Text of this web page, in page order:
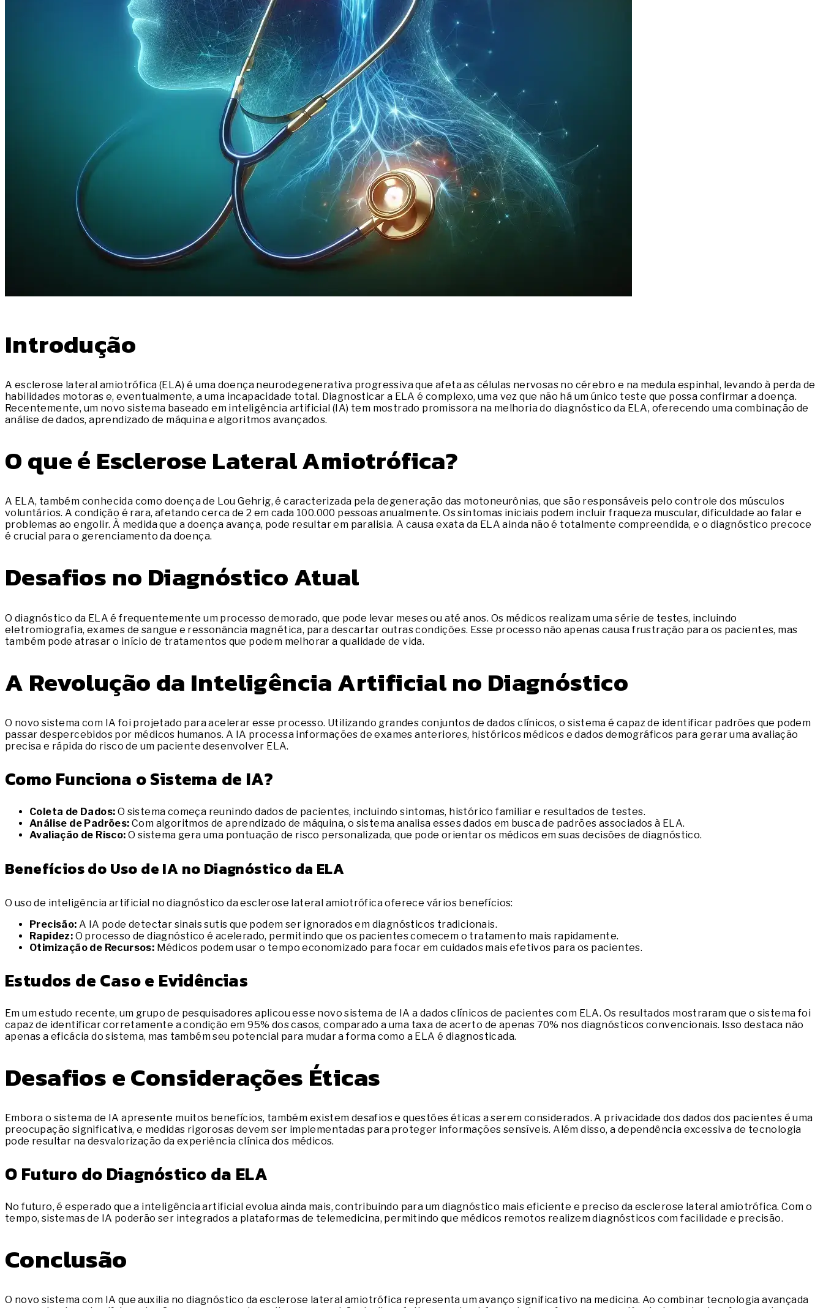
Introdução
A esclerose lateral amiotrófica (ELA) é uma doença neurodegenerativa progressiva que afeta as células nervosas no cérebro e na medula espinhal, levando à perda de
habilidades motoras e, eventualmente, a uma incapacidade total. Diagnosticar a ELA é complexo, uma vez que não há um único teste que possa confirmar a doença.
Recentemente, um novo sistema baseado em inteligência artificial (IA) tem mostrado promissora na melhoria do diagnóstico da ELA, oferecendo uma combinação de
análise de dados, aprendizado de máquina e algoritmos avançados.
O que é Esclerose Lateral Amiotrófica?
A ELA, também conhecida como doença de Lou Gehrig, é caracterizada pela degeneração das motoneurônias, que são responsáveis pelo controle dos músculos
voluntários. A condição é rara, afetando cerca de 2 em cada 100.000 pessoas anualmente. Os sintomas iniciais podem incluir fraqueza muscular, dificuldade ao falar e
problemas ao engolir. À medida que a doença avança, pode resultar em paralisia. A causa exata da ELA ainda não é totalmente compreendida, e o diagnóstico precoce
é crucial para o gerenciamento da doença.
Desafios no Diagnóstico Atual
O diagnóstico da ELA é frequentemente um processo demorado, que pode levar meses ou até anos. Os médicos realizam uma série de testes, incluindo
eletromiografia, exames de sangue e ressonância magnética, para descartar outras condições. Esse processo não apenas causa frustração para os pacientes, mas
também pode atrasar o início de tratamentos que podem melhorar a qualidade de vida.
A Revolução da Inteligência Artificial no Diagnóstico
O novo sistema com IA foi projetado para acelerar esse processo. Utilizando grandes conjuntos de dados clínicos, o sistema é capaz de identificar padrões que podem
passar despercebidos por médicos humanos. A IA processa informações de exames anteriores, históricos médicos e dados demográficos para gerar uma avaliação
precisa e rápida do risco de um paciente desenvolver ELA.
Como Funciona o Sistema de IA?
Coleta de Dados: O sistema começa reunindo dados de pacientes, incluindo sintomas, histórico familiar e resultados de testes.
Análise de Padrões: Com algoritmos de aprendizado de máquina, o sistema analisa esses dados em busca de padrões associados à ELA.
Avaliação de Risco: O sistema gera uma pontuação de risco personalizada, que pode orientar os médicos em suas decisões de diagnóstico.
Benefícios do Uso de IA no Diagnóstico da ELA
O uso de inteligência artificial no diagnóstico da esclerose lateral amiotrófica oferece vários benefícios:
Precisão: A IA pode detectar sinais sutis que podem ser ignorados em diagnósticos tradicionais.
Rapidez: O processo de diagnóstico é acelerado, permitindo que os pacientes comecem o tratamento mais rapidamente.
Otimização de Recursos: Médicos podem usar o tempo economizado para focar em cuidados mais efetivos para os pacientes.
Estudos de Caso e Evidências
Em um estudo recente, um grupo de pesquisadores aplicou esse novo sistema de IA a dados clínicos de pacientes com ELA. Os resultados mostraram que o sistema foi
capaz de identificar corretamente a condição em 95% dos casos, comparado a uma taxa de acerto de apenas 70% nos diagnósticos convencionais. Isso destaca não
apenas a eficácia do sistema, mas também seu potencial para mudar a forma como a ELA é diagnosticada.
Desafios e Considerações Éticas
Embora o sistema de IA apresente muitos benefícios, também existem desafios e questões éticas a serem considerados. A privacidade dos dados dos pacientes é uma
preocupação significativa, e medidas rigorosas devem ser implementadas para proteger informações sensíveis. Além disso, a dependência excessiva de tecnologia
pode resultar na desvalorização da experiência clínica dos médicos.
O Futuro do Diagnóstico da ELA
No futuro, é esperado que a inteligência artificial evolua ainda mais, contribuindo para um diagnóstico mais eficiente e preciso da esclerose lateral amiotrófica. Com o
tempo, sistemas de IA poderão ser integrados a plataformas de telemedicina, permitindo que médicos remotos realizem diagnósticos com facilidade e precisão.
Conclusão
O novo sistema com IA que auxilia no diagnóstico da esclerose lateral amiotrófica representa um avanço significativo na medicina. Ao combinar tecnologia avançada